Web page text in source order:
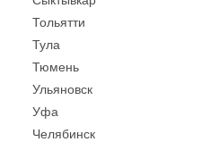
Тольятти
Тула
Тюмень
Ульяновск
Уфа
Челябинск